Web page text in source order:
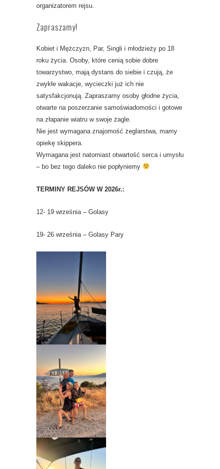
organizatorem rejsu.
Zapraszamy!
Kobiet i Mężczyzn, Par, Singli i młodzieży po 18
roku życia. Osoby, które cenią sobie dobre
towarzystwo, mają dystans do siebie i czują, że
zwykłe wakacje, wycieczki już ich nie
satysfakcjonują. Zapraszamy osoby głodne życia,
otwarte na poszerzanie samoświadomości i gotowe
na złapanie wiatru w swoje żagle.
Nie jest wymagana znajomość żeglarstwa, mamy
opiekę skippera.
Wymagana jest natomiast otwartość serca i umysłu
– bo bez tego daleko nie popłyniemy
TERMINY REJSÓW W 2026r.:
12- 19 września – Golasy
19- 26 września – Golasy Pary